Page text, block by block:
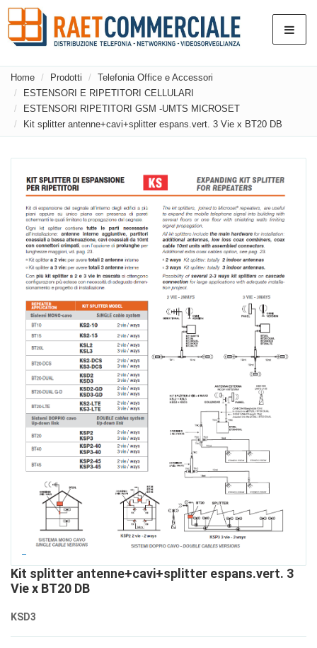
Home Prodotti
Telefonia Office e Accessori
ESTENSORI E RIPETITORI CELLULARI
ESTENSORI RIPETITORI GSM -UMTS MICROSET
Kit splitter antenne+cavi+splitter espans.vert. 3 Vie x BT20 DB
Kit splitter antenne+cavi+splitter espans.vert. 3
Vie x BT20 DB
KSD3